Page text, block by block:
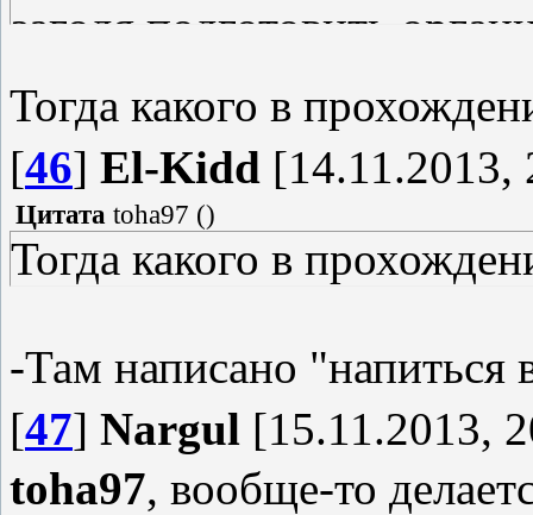
загодя подготовить
алкоголя..." А
Тогда какого в
[46] El-Kidd [14.11.2013,
Цитата toha97 ()
Тогда какого в
-Там написано "напиться
[47] Nargul [15.11.2013,
toha97, вообще-то